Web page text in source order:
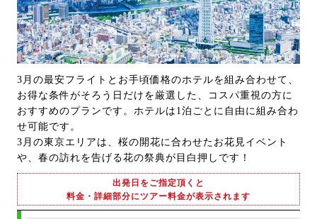
3月の最安フライトとお手頃価格のホテルを組み合わせて、
お得な条件がそろう日だけを厳選した、コスパ重視の方に
おすすめのプランです。ホテルは1泊ごとに自由に組み合わ
せ可能です。
3月の東京エリアは、桜の開花に合わせたお花見イベント
や、春の訪れを告げる花の祭典が目白押しです！
出発日をご指定頂くと
料金・詳細部分にツアー料金が表示されます